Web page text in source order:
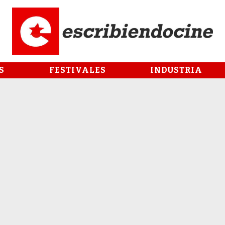
FESTIVALES INDUSTRIA